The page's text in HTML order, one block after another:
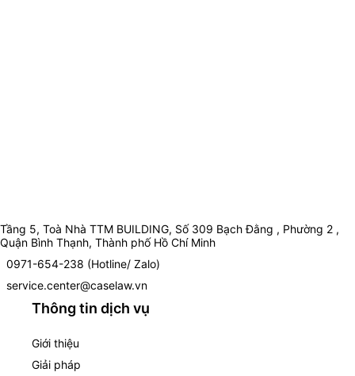
Tầng 5, Toà Nhà TTM BUILDING, Số 309 Bạch Đằng , Phường 2 ,
Quận Bình Thạnh, Thành phố Hồ Chí Minh
0971-654-238 (Hotline/ Zalo)
service.center@caselaw.vn
Thông tin dịch vụ
Giới thiệu
Giải pháp